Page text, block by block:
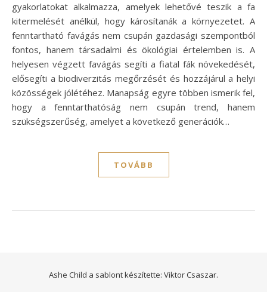
gyakorlatokat alkalmazza, amelyek lehetővé teszik a fa
kitermelését anélkül, hogy károsítanák a környezetet. A
fenntartható favágás nem csupán gazdasági szempontból
fontos, hanem társadalmi és ökológiai értelemben is. A
helyesen végzett favágás segíti a fiatal fák növekedését,
elősegíti a biodiverzitás megőrzését és hozzájárul a helyi
közösségek jólétéhez. Manapság egyre többen ismerik fel,
hogy a fenntarthatóság nem csupán trend, hanem
szükségszerűség, amelyet a következő generációk…
TOVÁBB
Ashe Child a sablont készítette: Viktor Csaszar.